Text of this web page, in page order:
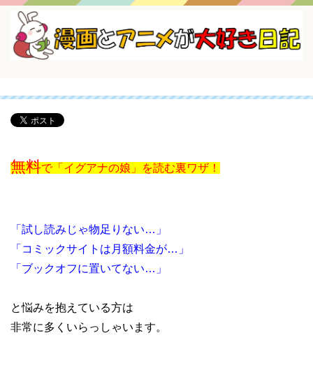
無料で「イグアナの娘」を読む裏ワザ！
「試し読みじゃ物足りない…」
「コミックサイトは月額料金が…」
「ブックオフに置いてない…」
と悩みを抱えている方は
非常に多くいらっしゃいます。